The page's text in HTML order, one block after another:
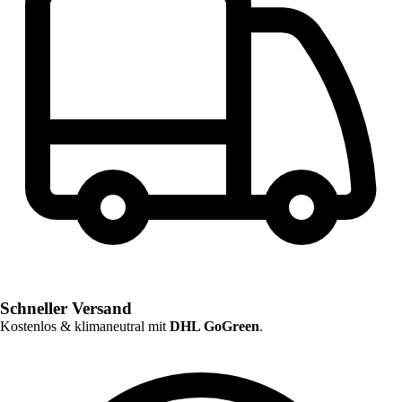
Schneller Versand
Kostenlos & klimaneutral mit DHL GoGreen.